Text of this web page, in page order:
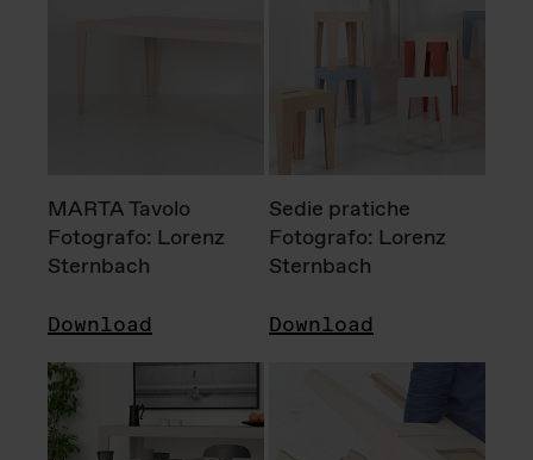
MARTA Tavolo
Fotografo: Lorenz
Sternbach
Download
Sedie pratiche
Fotografo: Lorenz
Sternbach
Download